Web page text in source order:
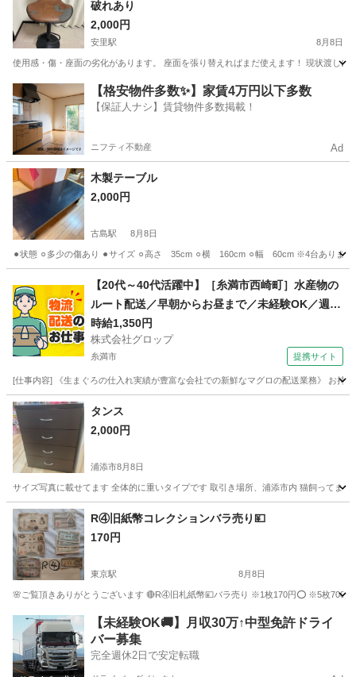
破れあり
2,000円
安里駅 8月8日
使用感・傷・座面の劣化があります。 座面を張り替えればまだ使えます！ 現状渡し
沖縄 那覇市 安里駅 椅子
【格安物件多数✨】家賃4万円以下多数
【保証人ナシ】賃貸物件多数掲載！
ニフティ不動産 Ad
木製テーブル
2,000円
古島駅 8月8日
⚫︎状態 ⚪︎多少の傷あり ⚫︎サイズ ⚪︎高さ 35cm ⚪︎横 160cm ⚪︎幅 60cm ※4台あります
古島駅 テーブル
【20代～40代活躍中】［糸満市西崎町］水産物の
ルート配送／早朝からお昼まで／未経験OK／週休
2日／時給1,350円＋ガソリン代／正社員登用前提
時給1,350円
株式会社グロップ
糸満市 提携サイト
[仕事内容] 《生まぐろの仕入れ実績が豊富な会社での新鮮なマグロの配送業務》 お持
沖縄 糸満市
タンス
2,000円
浦添市8月8日
サイズ写真に載せてます 全体的に重いタイプです 取引き場所、浦添市内 猫飼ってます
沖縄 浦添市 収納家具
R④旧紙幣コレクションバラ売り💴
170円
東京駅 8月8日
🌸ご覧頂きありがとうございます 🔴R④旧札紙幣💴バラ売り ※1枚170円⭕ ※5枚
沖縄 宜野湾市 東京駅 その他 紙幣
【未経験OK🚚】月収30万↑中型免許ドライ
バー募集
完全週休2日で安定転職